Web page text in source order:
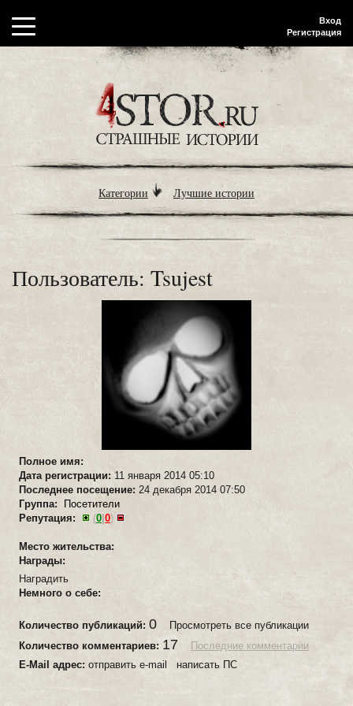
Вход
Регистрация
Категории Лучшие истории
Пользователь: Tsujest
Полное имя:
Дата регистрации: 11 января 2014 05:10
Последнее посещение: 24 декабря 2014 07:50
Группа:
Посетители
Репутация:
(0 0)
Место жительства:
Награды:
Наградить
Немного о себе:
Количество публикаций: 0 Просмотреть все публикации
Количество комментариев: 17
Последние комментарии
E-Mail адрес: отправить e-mail написать ПС